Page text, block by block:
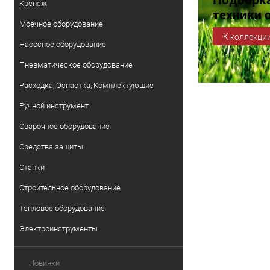
Крепеж
Моечное оборудование
Насосное оборудование
Пневматическое оборудование
Расходка, Оснастка, Комплектующие
Ручной инструмент
Сварочное оборудование
Средства защиты
Станки
Строительное оборудование
Тепловое оборудование
Электроинструменты
Новинки
техники
К